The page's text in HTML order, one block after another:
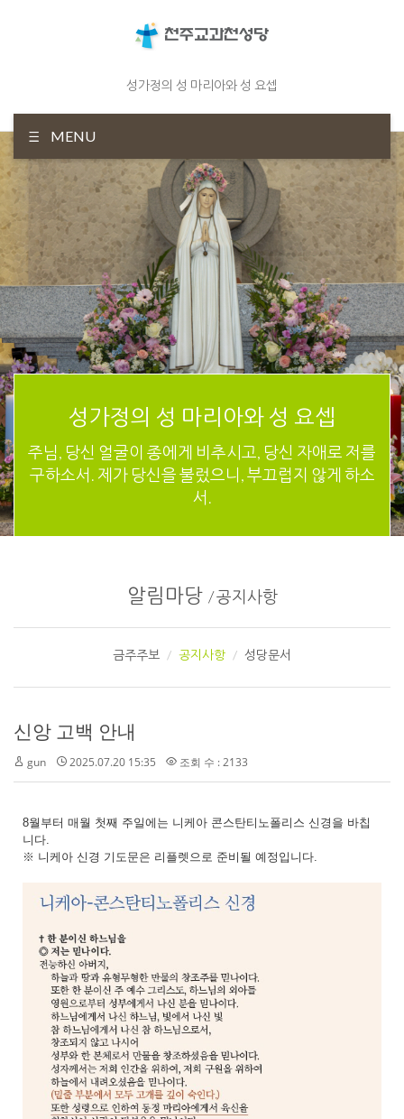
성가정의 성 마리아와 성 요셉
MENU
성가정의 성 마리아와 성 요셉
주님, 당신 얼굴이 종에게 비추시고, 당신 자애로 저를
구하소서. 제가 당신을 불렀으니, 부끄럽지 않게 하소
서.
알림마당 /공지사항
금주주보 공지사항 성당문서
신앙 고백 안내
gun 2025.07.20 15:35 조회 수 : 2133
8월부터 매월 첫째 주일에는 니케아 콘스탄티노폴리스 신경을 바칩
니다.
※ 니케아 신경 기도문은 리플렛으로 준비될 예정입니다.